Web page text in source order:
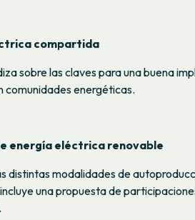
compartida
sobre las claves para una buena
energéticas.
energía eléctrica renovable
distintas modalidades de
una propuesta de